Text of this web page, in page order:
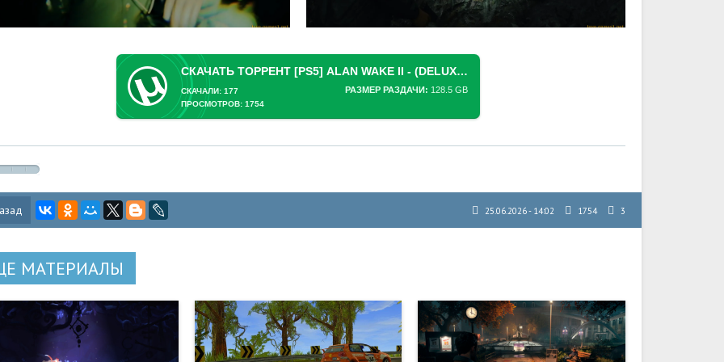
СКАЧАТЬ ТОРРЕНТ [PS5] ALAN WAKE II - (DELUXE EDITION) - ALL DLC (PPSA02572) [01.200.007]
РАЗМЕР РАЗДАЧИ: 128.5 GB
СКАЧАЛИ: 177
ПРОСМОТРОВ: 1754
25.06.2026 - 14:02 1754 3
МАТЕРИАЛЫ